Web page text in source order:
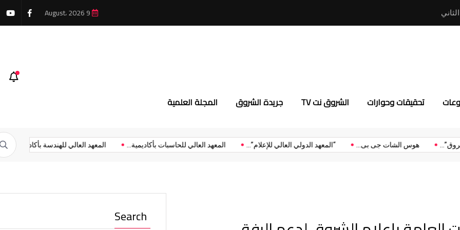
المعهد العالي للهندسة بأكاديمية الشروق يعلن جدول امتحانات الدور الثاني
تحقيقات وحوارات الشروق نت TV جريدة الشروق المجلة العلمية
المعهد العالي للهندسة المعهد العالي للحاسبات بأكاديمية... “المعهد الدولي العالي للإعلام”... هوس الشات جى بى... الشروق”...
Search